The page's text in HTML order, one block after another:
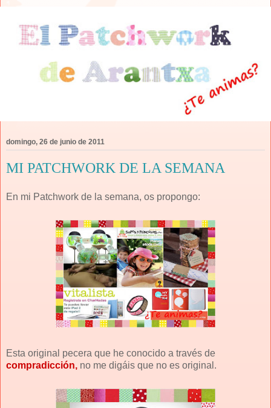
domingo, 26 de junio de 2011
MI PATCHWORK DE LA SEMANA
En mi Patchwork de la semana, os propongo:
Esta original pecera que he conocido a través de
compradicción, no me digáis que no es original.